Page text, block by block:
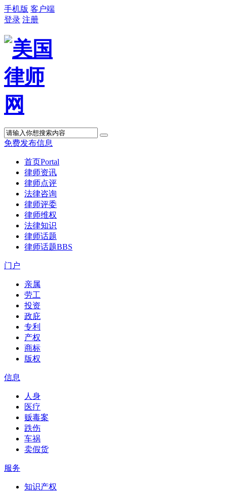
手机版 客户端
登录 注册
免费发布信息
首页Portal
律师资讯
律师点评
法律咨询
律师评委
律师维权
法律知识
律师话题
律师话题BBS
门户
亲属
劳工
投资
政庇
专利
产权
商标
版权
信息
人身
医疗
贩毒案
跌伤
车祸
卖假货
服务
知识产权